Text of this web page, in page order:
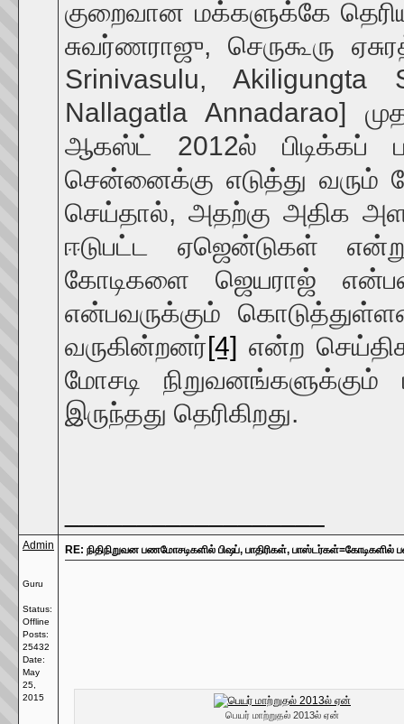
குறைவான மக்களுக்கே
சுவர்ணராஜு, செருகூரு
Srinivasulu, Akiligungta
Nallagatla Annadarao]
ஆகஸ்ட் 2012ல் பிடிக்கப்
சென்னைக்கு எடுத்து வரும்
செய்தால், அதற்கு அதிக
ஈடுபட்ட ஏஜென்டுகள்
கோடிகளை ஜெயராஜ்
என்பவருக்கும்
வருகின்றனர்[4] என்ற
மோசடி
இருந்தது தெரிகிறது.
Admin
Guru
Status:
Offline
Posts:
25432
Date:
May
25,
2015
RE: நிதிநிறுவன பணமோசடிகளில் பிஷப், பாதிரிகள், பாஸ்டர்கள்=கோடிகளில்
பெயர் மாற்றுதல் 2013ல் ஏன்